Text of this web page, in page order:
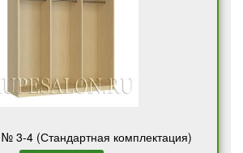
3-4 (Стандартная комплектация)